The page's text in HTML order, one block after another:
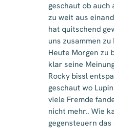
geschaut ob auch
zu weit aus
hat quitschend
uns zusammen
Heute Morgen zu
klar seine
Rocky bissl
geschaut wo
viele Fremde
nicht mehr.. Wie
gegensteuern